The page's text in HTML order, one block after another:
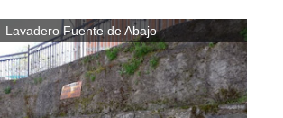
Lavadero Fuente de Abajo